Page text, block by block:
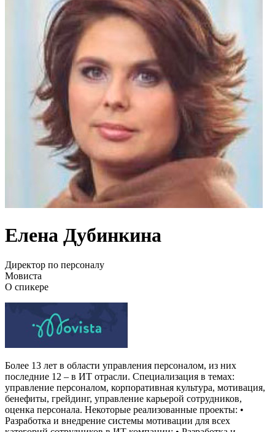
Елена Дубинкина
Директор по персоналу
Мовиста
О спикере
Более 13 лет в области управления персоналом, из них
последние 12 – в ИТ отрасли. Специализация в темах:
управление персоналом, корпоративная культура, мотивация,
бенефиты, грейдинг, управление карьерой сотрудников,
оценка персонала. Некоторые реализованные проекты: •
Разработка и внедрение системы мотивации для всех